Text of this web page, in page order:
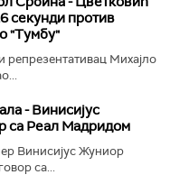
секунди против
"Тумбу"
Михајло
- Винисијус
са Реал Мадридом
Винисијус Жуниор
са...